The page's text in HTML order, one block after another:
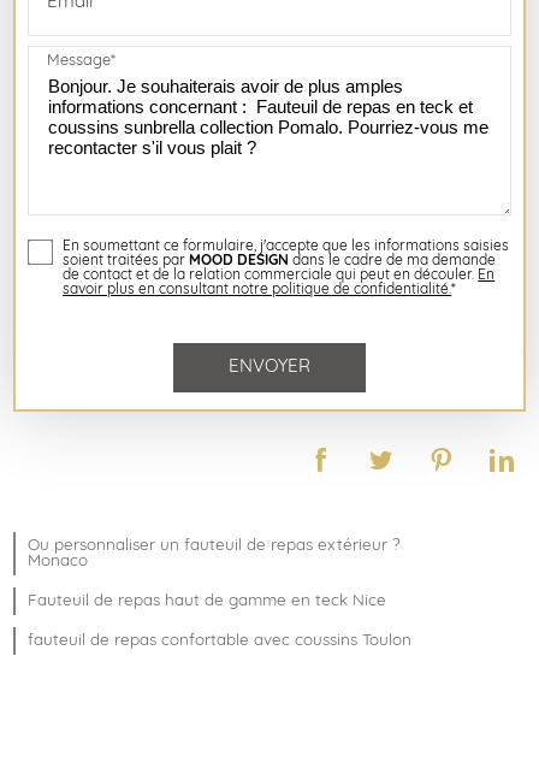
Message*
En soumettant ce formulaire, j'accepte que les informations saisies
soient traitées par MOOD DESIGN dans le cadre de ma demande
de contact et de la relation commerciale qui peut en découler. En
savoir plus en consultant notre politique de confidentialité.*
Ou personnaliser un fauteuil de repas extérieur ?
Monaco
Fauteuil de repas haut de gamme en teck Nice
fauteuil de repas confortable avec coussins Toulon